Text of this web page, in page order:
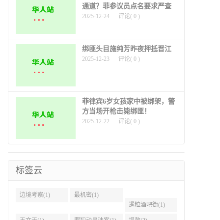
通道？菲参议员点名要求严查
2025-12-24 评论( 0 )
绑匪头目施纯芳昨夜押抵晋江
2025-12-23 评论( 0 )
菲律宾6岁女孩家中被绑架，警
方当场开枪击毙绑匪！
2025-12-22 评论( 0 )
标签云
边境考察(1)
最机密(1)
暹粒酒吧街(1)